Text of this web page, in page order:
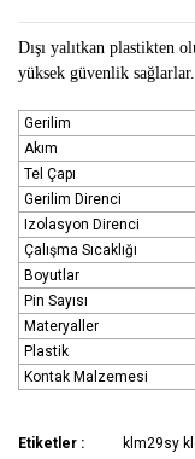
Dışı yalıtkan plastikten
yüksek güvenlik sağlarlar.
Gerilim
Akım
Tel Çapı
Gerilim Direnci
Izolasyon Direnci
Çalışma Sıcaklığı
Boyutlar
Pin Sayısı
Materyaller
Plastik
Kontak Malzemesi
Etiketler : klm29sy